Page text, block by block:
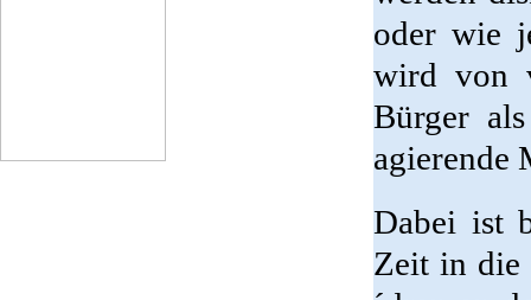
oder wie
wird von
Bürger
agierende
Dabei ist
Zeit in die